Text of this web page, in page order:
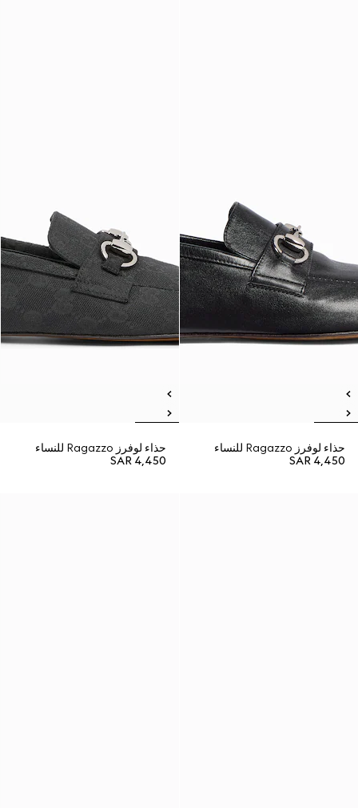
حذاء لوفرز Ragazzo للنساء
SAR 4,450
حذاء لوفرز Ragazzo للنساء
SAR 4,450